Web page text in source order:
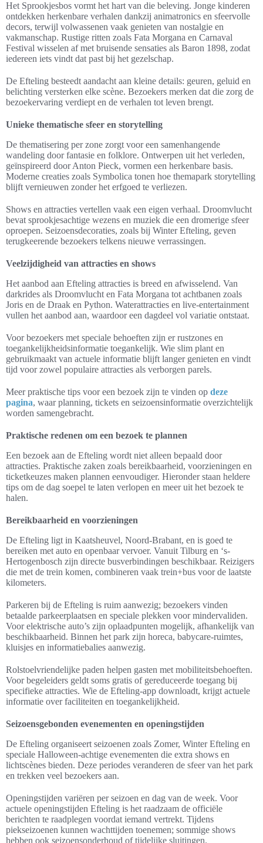
Het Sprookjesbos vormt het hart van die beleving. Jonge kinderen
ontdekken herkenbare verhalen dankzij animatronics en sfeervolle
decors, terwijl volwassenen vaak genieten van nostalgie en
vakmanschap. Rustige ritten zoals Fata Morgana en Carnaval
Festival wisselen af met bruisende sensaties als Baron 1898, zodat
iedereen iets vindt dat past bij het gezelschap.
De Efteling besteedt aandacht aan kleine details: geuren, geluid en
belichting versterken elke scène. Bezoekers merken dat die zorg de
bezoekervaring verdiept en de verhalen tot leven brengt.
Unieke thematische sfeer en storytelling
De thematisering per zone zorgt voor een samenhangende
wandeling door fantasie en folklore. Ontwerpen uit het verleden,
geïnspireerd door Anton Pieck, vormen een herkenbare basis.
Moderne creaties zoals Symbolica tonen hoe themapark storytelling
blijft vernieuwen zonder het erfgoed te verliezen.
Shows en attracties vertellen vaak een eigen verhaal. Droomvlucht
bevat sprookjesachtige wezens en muziek die een dromerige sfeer
oproepen. Seizoensdecoraties, zoals bij Winter Efteling, geven
terugkeerende bezoekers telkens nieuwe verrassingen.
Veelzijdigheid van attracties en shows
Het aanbod aan Efteling attracties is breed en afwisselend. Van
darkrides als Droomvlucht en Fata Morgana tot achtbanen zoals
Joris en de Draak en Python. Waterattracties en live-entertainment
vullen het aanbod aan, waardoor een dagdeel vol variatie ontstaat.
Voor bezoekers met speciale behoeften zijn er rustzones en
toegankelijkheidsinformatie toegankelijk. Wie slim plant en
gebruikmaakt van actuele informatie blijft langer genieten en vindt
tijd voor zowel populaire attracties als verborgen parels.
Meer praktische tips voor een bezoek zijn te vinden op deze
pagina, waar planning, tickets en seizoensinformatie overzichtelijk
worden samengebracht.
Praktische redenen om een bezoek te plannen
Een bezoek aan de Efteling wordt niet alleen bepaald door
attracties. Praktische zaken zoals bereikbaarheid, voorzieningen en
ticketkeuzes maken plannen eenvoudiger. Hieronder staan heldere
tips om de dag soepel te laten verlopen en meer uit het bezoek te
halen.
Bereikbaarheid en voorzieningen
De Efteling ligt in Kaatsheuvel, Noord-Brabant, en is goed te
bereiken met auto en openbaar vervoer. Vanuit Tilburg en ‘s-
Hertogenbosch zijn directe busverbindingen beschikbaar. Reizigers
die met de trein komen, combineren vaak trein+bus voor de laatste
kilometers.
Parkeren bij de Efteling is ruim aanwezig; bezoekers vinden
betaalde parkeerplaatsen en speciale plekken voor mindervaliden.
Voor elektrische auto’s zijn oplaadpunten mogelijk, afhankelijk van
beschikbaarheid. Binnen het park zijn horeca, babycare-ruimtes,
kluisjes en informatiebalies aanwezig.
Rolstoelvriendelijke paden helpen gasten met mobiliteitsbehoeften.
Voor begeleiders geldt soms gratis of gereduceerde toegang bij
specifieke attracties. Wie de Efteling-app downloadt, krijgt actuele
informatie over faciliteiten en toegankelijkheid.
Seizoensgebonden evenementen en openingstijden
De Efteling organiseert seizoenen zoals Zomer, Winter Efteling en
speciale Halloween-achtige evenementen die extra shows en
lichtscènes bieden. Deze periodes veranderen de sfeer van het park
en trekken veel bezoekers aan.
Openingstijden variëren per seizoen en dag van de week. Voor
actuele openingstijden Efteling is het raadzaam de officiële
berichten te raadplegen voordat iemand vertrekt. Tijdens
piekseizoenen kunnen wachttijden toenemen; sommige shows
hebben ook seizoensonderhoud of tijdelijke sluitingen.